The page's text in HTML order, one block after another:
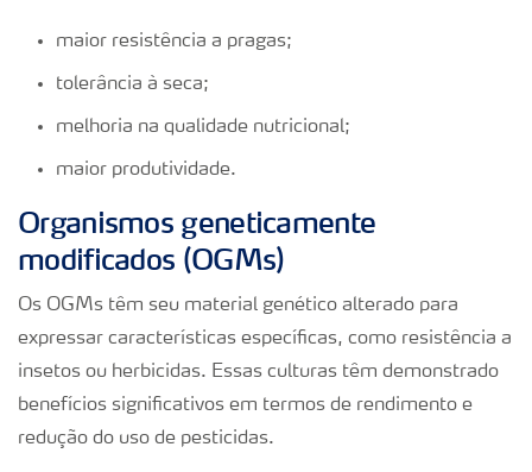
maior resistência a pragas;
tolerância à seca;
melhoria na qualidade nutricional;
maior produtividade.
Organismos geneticamente
modificados (OGMs)
Os OGMs têm seu material genético alterado para
expressar características específicas, como resistência a
insetos ou herbicidas. Essas culturas têm demonstrado
benefícios significativos em termos de rendimento e
redução do uso de pesticidas.